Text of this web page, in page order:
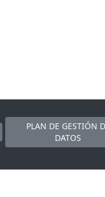
PLAN DE GESTIÓN
DATOS